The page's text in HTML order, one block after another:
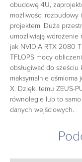
obudowę 4U,
możliwości rozbudowy
projektem. Duża
umożliwiają wdrożenie
jak NVIDIA RTX 2080
TFLOPS mocy
obsługiwać do sześciu
maksymalnie
X. Dzięki temu ZEUS-
równolegle lub to
danych wejściowych.